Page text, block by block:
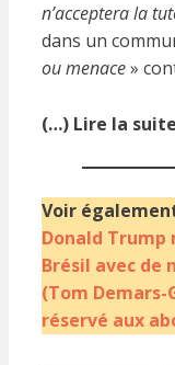
n’acceptera la
dans un
ou menace»
(…) Lire la
Voir
Donald
Brésil avec de
(Tom
réservé aux